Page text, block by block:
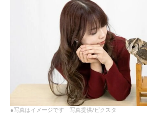
●写真はイメージです 写真提供/ピクスタ